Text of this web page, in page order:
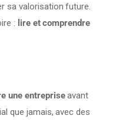
sa valorisation future.
: lire et comprendre
une entreprise avant
que jamais, avec des